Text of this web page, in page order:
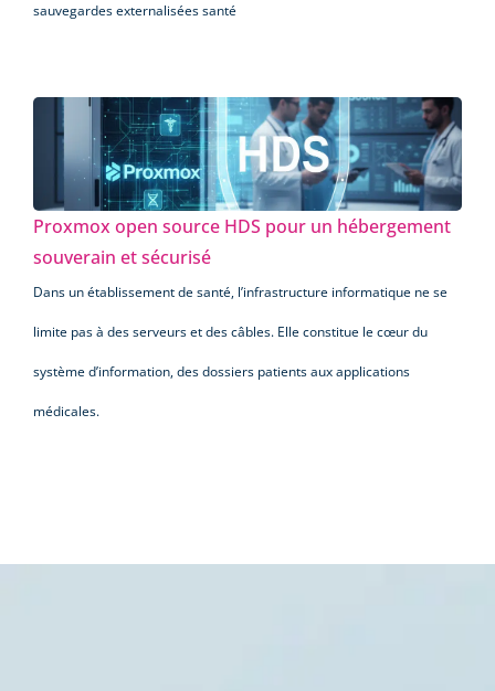
sauvegardes externalisées santé
Proxmox open source HDS pour un hébergement
souverain et sécurisé
Dans un établissement de santé, l’infrastructure informatique ne se
limite pas à des serveurs et des câbles. Elle constitue le cœur du
système d’information, des dossiers patients aux applications
médicales.